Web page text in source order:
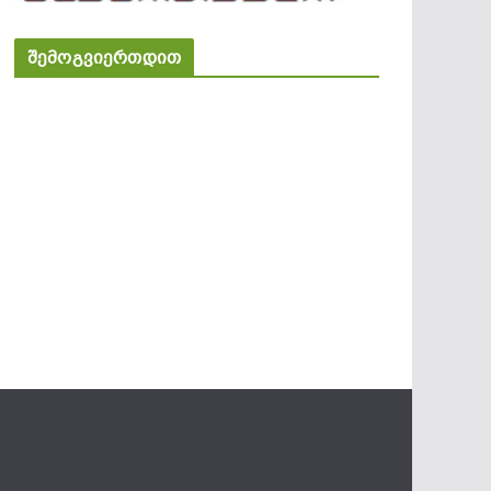
შემოგვიერთდით